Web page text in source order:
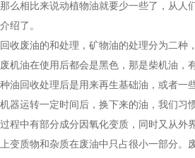
那么相比来说动植物油就要少一些了，从人
介绍了。
回收废油的和处理，矿物油的处理分为二
废机油在使用后都会是黑色，那是柴机油，
种油回收处理后是用来再生基础油，或者一
机器运转一定时间后，换下来的油，我们习
过程中有部分成分因氧化变质，同时又从外
上变质物和杂质在废油中只占很小一部分